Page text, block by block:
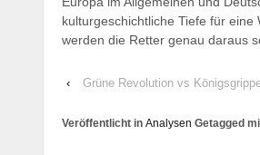
kulturgeschichtliche Tiefe für
werden die Retter genau daraus
‹ Grüne Revolution vs
Veröffentlicht in Analysen Getagged